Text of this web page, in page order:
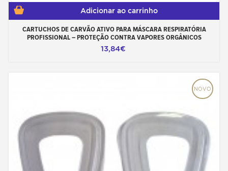
Adicionar ao carrinho
CARTUCHOS DE CARVÃO ATIVO PARA MÁSCARA RESPIRATÓRIA
PROFISSIONAL – PROTEÇÃO CONTRA VAPORES ORGÂNICOS
13,84€
NOVO